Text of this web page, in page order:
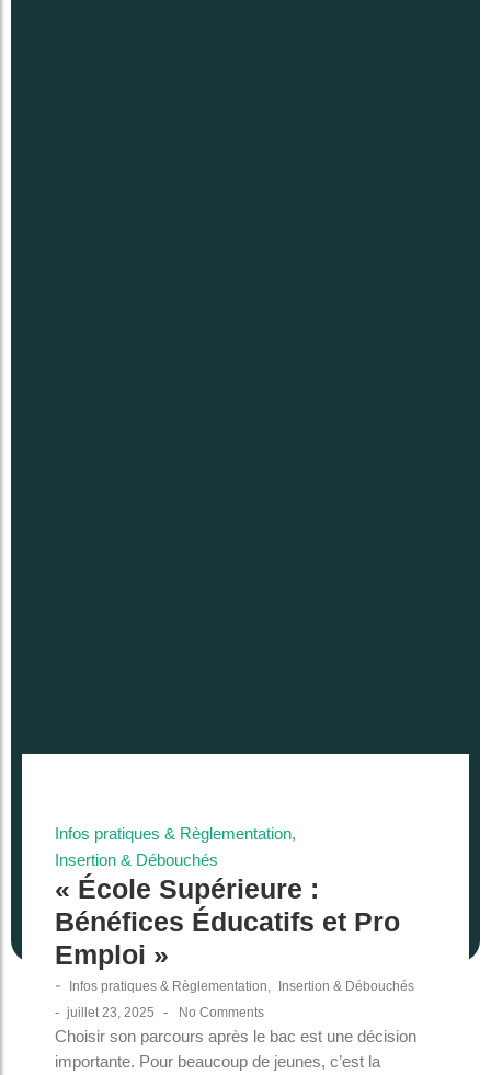
Infos pratiques & Règlementation,
Insertion & Débouchés
« École Supérieure :
Bénéfices Éducatifs et Pro
Emploi »
- Infos pratiques & Règlementation Insertion & Débouchés
- juillet 23, 2025 - No Comments
Choisir son parcours après le bac est une décision
importante. Pour beaucoup de jeunes, c’est la